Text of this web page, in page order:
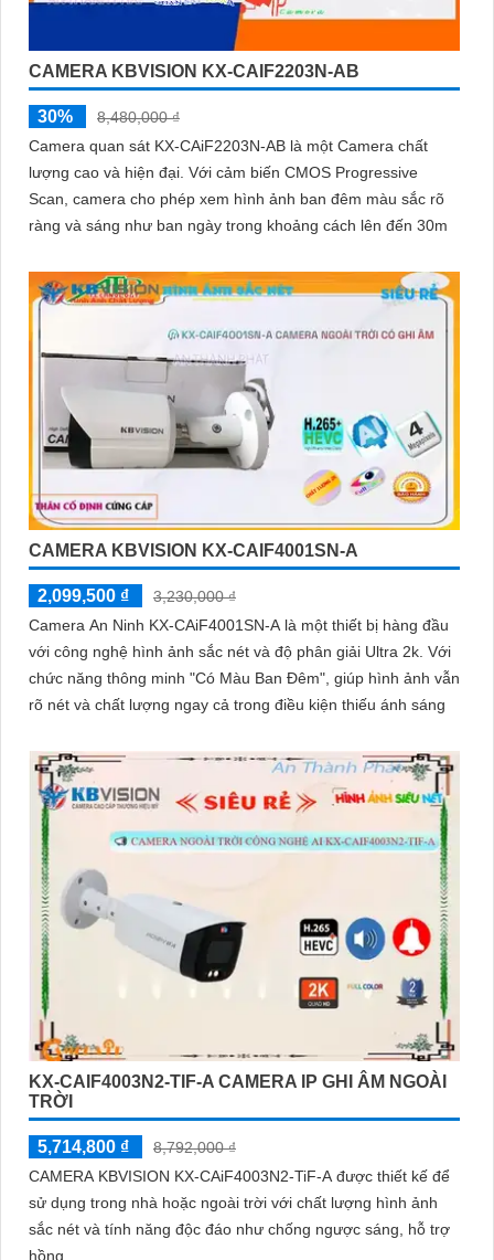
CAMERA KBVISION KX-CAIF2203N-AB
30%
8,480,000 ₫
Camera quan sát KX-CAiF2203N-AB là một Camera chất
lượng cao và hiện đại. Với cảm biến CMOS Progressive
Scan, camera cho phép xem hình ảnh ban đêm màu sắc rõ
ràng và sáng như ban ngày trong khoảng cách lên đến 30m
CAMERA KBVISION KX-CAIF4001SN-A
2,099,500 ₫
3,230,000 ₫
Camera An Ninh KX-CAiF4001SN-A là một thiết bị hàng đầu
với công nghệ hình ảnh sắc nét và độ phân giải Ultra 2k. Với
chức năng thông minh "Có Màu Ban Đêm", giúp hình ảnh vẫn
rõ nét và chất lượng ngay cả trong điều kiện thiếu ánh sáng
KX-CAIF4003N2-TIF-A CAMERA IP GHI ÂM NGOÀI
TRỜI
5,714,800 ₫
8,792,000 ₫
CAMERA KBVISION KX-CAiF4003N2-TiF-A được thiết kế để
sử dụng trong nhà hoặc ngoài trời với chất lượng hình ảnh
sắc nét và tính năng độc đáo như chống ngược sáng, hỗ trợ
hồng...